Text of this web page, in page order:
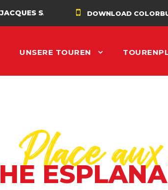
DOWNLOAD
UNSERE TOUREN
Place